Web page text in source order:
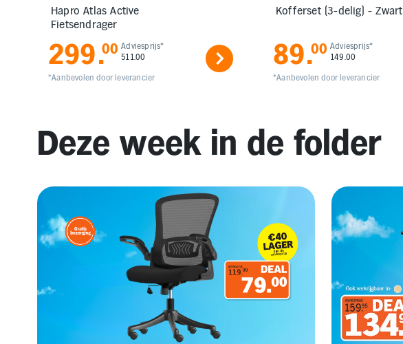
Hapro Atlas Active
Fietsendrager
299.00 Adviesprijs*
511.00
*Aanbevolen door leverancier
Kofferset (3-delig) - Zwart
89.00 Adviesprijs*
149.00
*Aanbevolen door leverancier
Deze week in de folder